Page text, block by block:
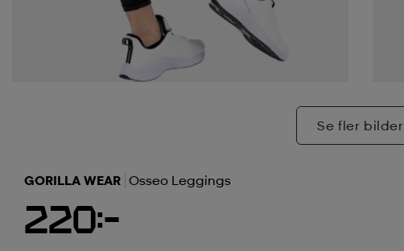
Se fler bilder
GORILLA WEAR Osseo Leggings
220:-